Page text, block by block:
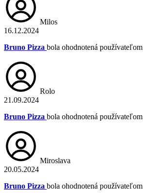
Milos
16.12.2024
Bruno Pizza bola ohodnotená používateľom
Rolo
21.09.2024
Bruno Pizza bola ohodnotená používateľom
Miroslava
20.05.2024
Bruno Pizza bola ohodnotená používateľom